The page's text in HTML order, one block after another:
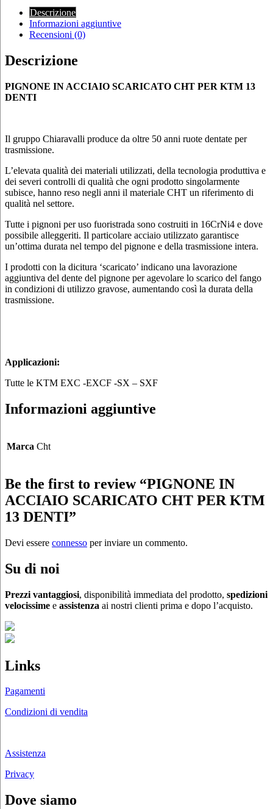
Descrizione
Informazioni aggiuntive
Recensioni (0)
Descrizione
PIGNONE IN ACCIAIO SCARICATO CHT PER KTM 13
DENTI
Il gruppo Chiaravalli produce da oltre 50 anni ruote dentate per
trasmissione.
L’elevata qualità dei materiali utilizzati, della tecnologia produttiva e
dei severi controlli di qualità che ogni prodotto singolarmente
subisce, hanno reso negli anni il materiale CHT un riferimento di
qualità nel settore.
Tutte i pignoni per uso fuoristrada sono costruiti in 16CrNi4 e dove
possibile alleggeriti. Il particolare acciaio utilizzato garantisce
un’ottima durata nel tempo del pignone e della trasmissione intera.
I prodotti con la dicitura ‘scaricato’ indicano una lavorazione
aggiuntiva del dente del pignone per agevolare lo scarico del fango
in condizioni di utilizzo gravose, aumentando così la durata della
trasmissione.
Applicazioni:
Tutte le KTM EXC -EXCF -SX – SXF
Informazioni aggiuntive
Marca Cht
Be the first to review “PIGNONE IN
ACCIAIO SCARICATO CHT PER KTM
13 DENTI”
Devi essere connesso per inviare un commento.
Su di noi
Prezzi vantaggiosi, disponibilità immediata del prodotto, spedizioni
velocissime e assistenza ai nostri clienti prima e dopo l’acquisto.
Links
Pagamenti
Condizioni di vendita
Assistenza
Privacy
Dove siamo